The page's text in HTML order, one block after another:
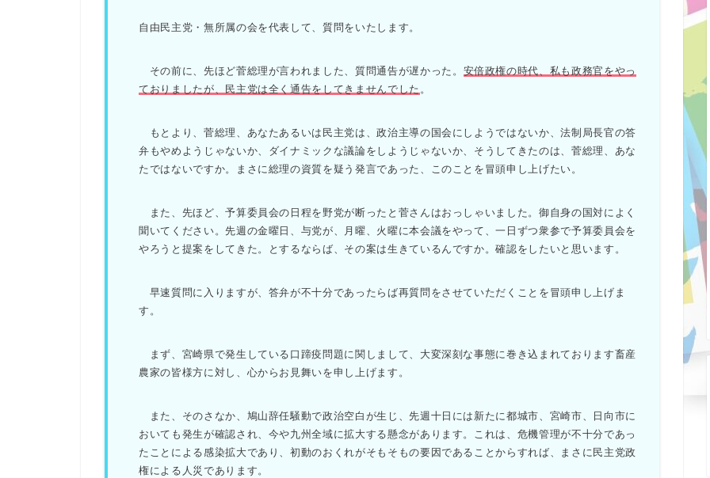
自由民主党・無所属の会を代表して、質問をいたします。
その前に、先ほど菅総理が言われました、質問通告が遅かった。 安倍政権の時代、私も政務官をやっ
ておりましたが、民主党は全く通告をしてきませんでした 。
もとより、菅総理、あなたあるいは民主党は、政治主導の国会にしようではないか、法制局長官の答
弁もやめようじゃないか、ダイナミックな議論をしようじゃないか、そうしてきたのは、菅総理、あな
たではないですか。まさに総理の資質を疑う発言であった、このことを冒頭申し上げたい。
また、先ほど、予算委員会の日程を野党が断ったと菅さんはおっしゃいました。御自身の国対によく
聞いてください。先週の金曜日、与党が、月曜、火曜に本会議をやって、一日ずつ衆参で予算委員会を
やろうと提案をしてきた。とするならば、その案は生きているんですか。確認をしたいと思います。
早速質問に入りますが、答弁が不十分であったらば再質問をさせていただくことを冒頭申し上げま
す。
まず、宮崎県で発生している口蹄疫問題に関しまして、大変深刻な事態に巻き込まれております畜産
農家の皆様方に対し、心からお見舞いを申し上げます。
また、そのさなか、鳩山辞任騒動で政治空白が生じ、先週十日には新たに都城市、宮崎市、日向市に
おいても発生が確認され、今や九州全域に拡大する懸念があります。これは、危機管理が不十分であっ
たことによる感染拡大であり、初動のおくれがそもそもの要因であることからすれば、まさに民主党政
権による人災であります。